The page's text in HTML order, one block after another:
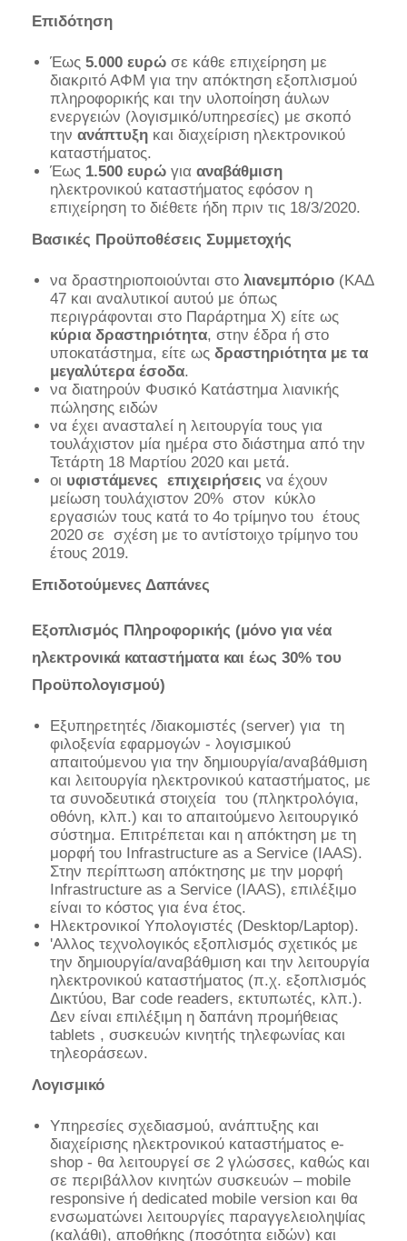
Επιδότηση
Έως 5.000 ευρώ σε κάθε επιχείρηση με
διακριτό ΑΦΜ για την απόκτηση εξοπλισμού
πληροφορικής και την υλοποίηση άυλων
ενεργειών (λογισμικό/υπηρεσίες) με σκοπό
την ανάπτυξη και διαχείριση ηλεκτρονικού
καταστήματος.
Έως 1.500 ευρώ για αναβάθμιση
ηλεκτρονικού καταστήματος εφόσον η
επιχείρηση το διέθετε ήδη πριν τις 18/3/2020.
Βασικές Προϋποθέσεις Συμμετοχής
να δραστηριοποιούνται στο λιανεμπόριο (ΚΑΔ
47 και αναλυτικοί αυτού με όπως
περιγράφονται στο Παράρτημα Χ) είτε ως
κύρια δραστηριότητα, στην έδρα ή στο
υποκατάστημα, είτε ως δραστηριότητα με τα
μεγαλύτερα έσοδα.
να διατηρούν Φυσικό Κατάστημα λιανικής
πώλησης ειδών
να έχει ανασταλεί η λειτουργία τους για
τουλάχιστον μία ημέρα στο διάστημα από την
Τετάρτη 18 Μαρτίου 2020 και μετά.
οι υφιστάμενες επιχειρήσεις να έχουν
μείωση τουλάχιστον 20% στον κύκλο
εργασιών τους κατά το 4ο τρίμηνο του έτους
2020 σε σχέση με το αντίστοιχο τρίμηνο του
έτους 2019.
Επιδοτούμενες Δαπάνες
Εξοπλισμός Πληροφορικής (μόνο για νέα
ηλεκτρονικά καταστήματα και έως 30% του
Προϋπολογισμού)
Εξυπηρετητές /διακομιστές (server) για τη
φιλοξενία εφαρμογών - λογισμικού
απαιτούμενου για την δημιουργία/αναβάθμιση
και λειτουργία ηλεκτρονικού καταστήματος, με
τα συνοδευτικά στοιχεία του (πληκτρολόγια,
οθόνη, κλπ.) και το απαιτούμενο λειτουργικό
σύστημα. Επιτρέπεται και η απόκτηση με τη
μορφή του Infrastructure as a Service (IAAS).
Στην περίπτωση απόκτησης με την μορφή
Infrastructure as a Service (IAAS), επιλέξιμο
είναι το κόστος για ένα έτος.
Ηλεκτρονικοί Υπολογιστές (Desktop/Laptop).
'Aλλος τεχνολογικός εξοπλισμός σχετικός με
την δημιουργία/αναβάθμιση και την λειτουργία
ηλεκτρονικού καταστήματος (π.χ. εξοπλισμός
Δικτύου, Bar code readers, εκτυπωτές, κλπ.).
Δεν είναι επιλέξιμη η δαπάνη προμήθειας
tablets , συσκευών κινητής τηλεφωνίας και
τηλεοράσεων.
Λογισμικό
Υπηρεσίες σχεδιασμού, ανάπτυξης και
διαχείρισης ηλεκτρονικού καταστήματος e-
shop - θα λειτουργεί σε 2 γλώσσες, καθώς και
σε περιβάλλον κινητών συσκευών – mobile
responsive ή dedicated mobile version και θα
ενσωματώνει λειτουργίες παραγγελειοληψίας
(καλάθι), αποθήκης (ποσότητα ειδών) και